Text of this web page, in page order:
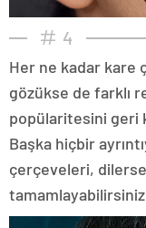
4
Her ne kadar kare
gözükse de farklı
popülaritesini geri
Başka hiçbir
çerçeveleri,
tamamlayabilirsiniz.